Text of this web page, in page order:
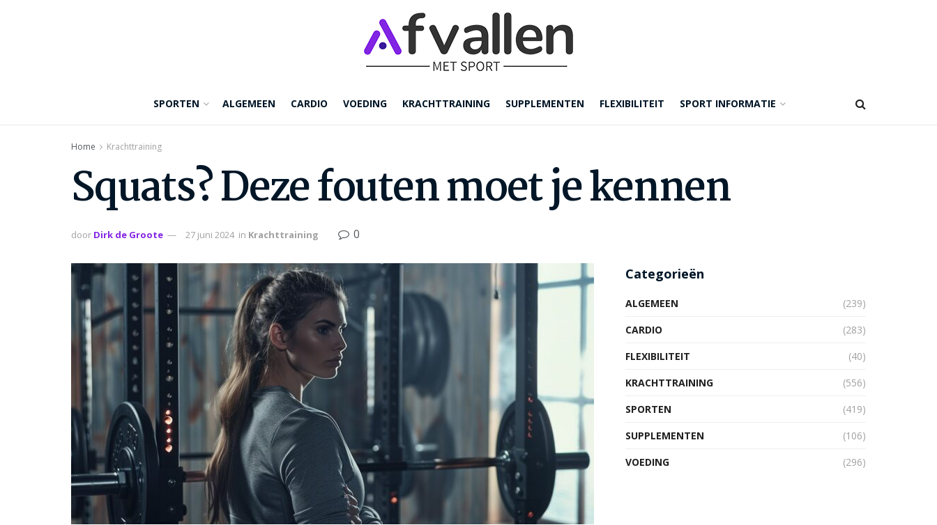
SPORTEN ALGEMEEN CARDIO VOEDING KRACHTTRAINING SUPPLEMENTEN FLEXIBILITEIT SPORT INFORMATIE
Home Krachttraining
Squats? Deze fouten moet je kennen
door Dirk de Groote 27 juni 2024 in Krachttraining 0
Categorieën
ALGEMEEN
(239)
CARDIO
(283)
FLEXIBILITEIT
(40)
KRACHTTRAINING
(556)
SPORTEN
(419)
SUPPLEMENTEN
(106)
VOEDING
(296)